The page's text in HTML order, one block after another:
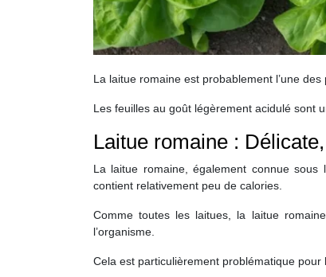
La laitue romaine est probablement l’une
Les feuilles au goût légèrement acidulé sont
Laitue romaine :
La laitue romaine, également connue
contient relativement peu de calories.
Comme toutes les laitues, la laitue
l’organisme.
Cela est particulièrement problématique